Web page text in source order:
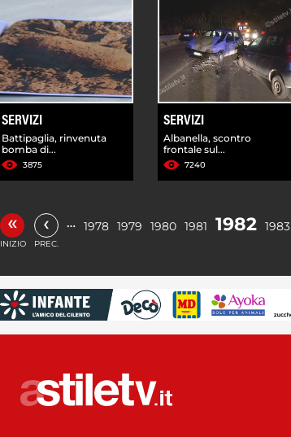
SERVIZI
Battipaglia, rinvenuta
bomba di...
3875
SERVIZI
Albanella, scontro
frontale sul...
7240
«
INIZIO
‹
PREC.
… 1978 1979 1980 1981 1982 1983